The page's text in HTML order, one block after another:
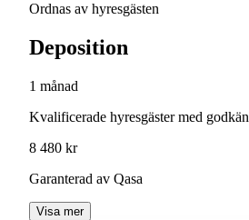
Ordnas av hyresgästen
Deposition
1 månad
Kvalificerade hyresgäster med
8 480 kr
Garanterad av Qasa
Visa mer